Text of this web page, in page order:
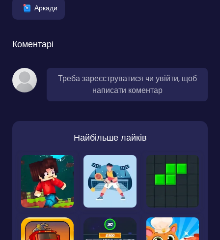
Аркади
Коментарі
Треба зареєструватися чи увійти, щоб
написати коментар
Найбільше лайків